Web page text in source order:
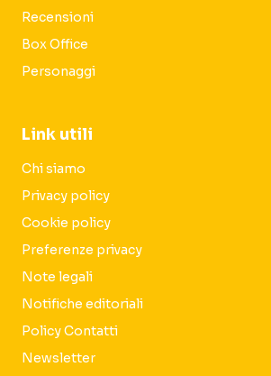
Recensioni
Box Office
Personaggi
Link utili
Chi siamo
Privacy policy
Cookie policy
Preferenze privacy
Note legali
Notifiche editoriali
Policy Contatti
Newsletter